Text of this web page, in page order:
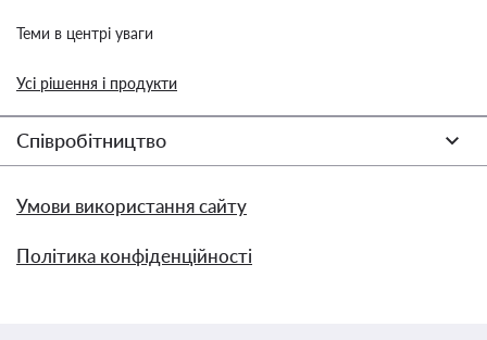
Теми в центрі уваги
Усі рішення і продукти
Співробітництво
Умови використання сайту
Політика конфіденційності